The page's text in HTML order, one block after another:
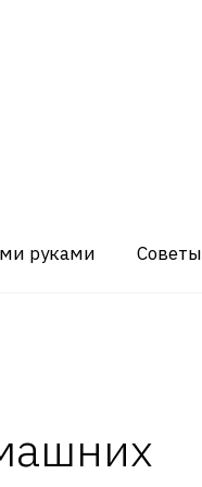
руками Советы